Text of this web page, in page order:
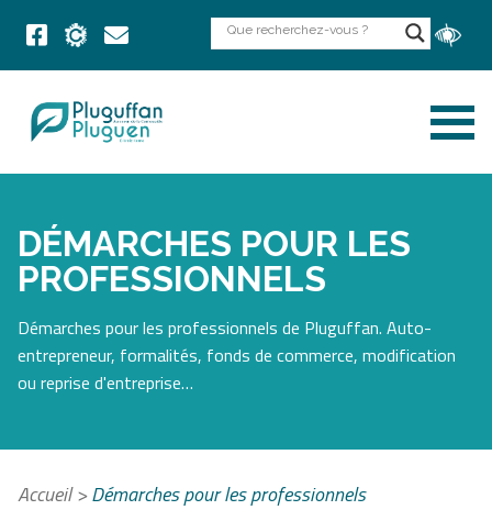
DÉMARCHES POUR LES
PROFESSIONNELS
Démarches pour les professionnels de Pluguffan. Auto-
entrepreneur, formalités, fonds de commerce, modification
ou reprise d'entreprise…
Accueil>Démarches pour les professionnels